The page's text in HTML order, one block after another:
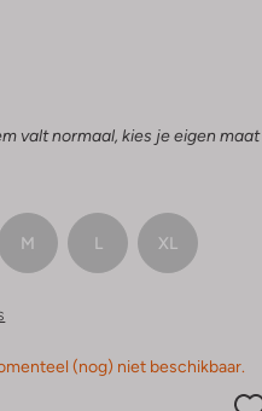
valt normaal, kies je eigen maat
M L XL
(nog) niet beschikbaar.